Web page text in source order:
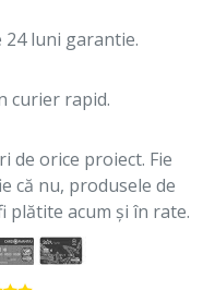
24 luni garantie.
curier rapid.
de orice proiect. Fie
că nu, produsele de
plătite acum și în rate.